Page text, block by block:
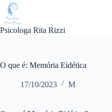
Pular
para
conteúdo
Psicologa Rita Rizzi
O que é: Memória Eidética
17/10/2023 M